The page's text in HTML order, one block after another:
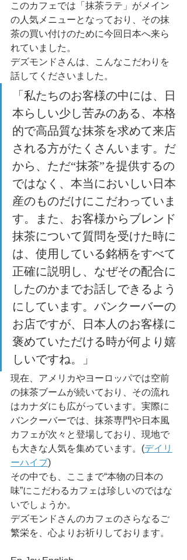
このカフェでは「抹茶ラテ」がメイン
の人気メニューとなっており、その抹
茶の買い付けのために今回日本へ来ら
れていました。
デズモンドさんは、こんなこだわりを
話してくださいました。
「私たちのお客様の中には、日
本らしい少し苦みのある、本格
的で高品質な抹茶を求めて来店
される方がたくさんいます。だ
から、ただ“抹茶”を提供するの
ではなく、本当においしい日本
産のものだけにこだわっていま
す。また、お客様からブレンド
抹茶について質問を受けた時に
は、使用している銘柄をすべて
正確に説明し、なぜその配合に
したのかまでお話しできるよう
にしています。バンクーバーの
お店ですが、日本人のお客様に
褒めていただける時が何より嬉
しいですね。」
現在、アメリカやヨーロッパでは空前
の抹茶ブームが続いており、その流れ
はカナダにも広がっています。実際に
バンクーバーでは、抹茶専門や日本風
カフェが次々と登場しており、現地で
も大きな人気を集めています。(デイリ
ーハイブ)
その中でも、ここまで“本物の日本の
味”にこだわるカフェは珍しいのではな
いでしょうか。
デズモンドさんのカフェのさらなるご
繁栄を、心よりお祈りしております。